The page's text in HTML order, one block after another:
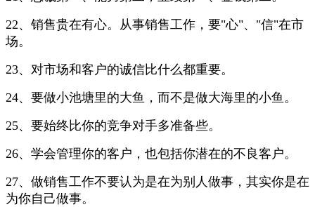
22、销售贵在有心。从事销售工作，要"心"、"信"在市
场。
23、对市场和客户的诚信比什么都重要。
24、要做小池塘里的大鱼，而不是做大海里的小鱼。
25、要始终比你的竞争对手多准备些。
26、学会管理你的客户，也包括你潜在的不良客户。
27、做销售工作不要认为是在为别人做事，其实你是在
为你自己做事。